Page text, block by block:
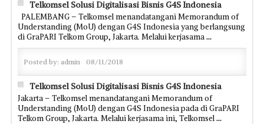
Telkomsel Solusi Digitalisasi Bisnis G4S Indonesia
PALEMBANG – Telkomsel menandatangani Memorandum of
Understanding (MoU) dengan G4S Indonesia yang berlangsung
di GraPARI Telkom Group, Jakarta. Melalui kerjasama...
Posted by: admin 08/11/2018
Telkomsel Solusi Digitalisasi Bisnis G4S Indonesia
Jakarta – Telkomsel menandatangani Memorandum of
Understanding (MoU) dengan G4S Indonesia pada di GraPARI
Telkom Group, Jakarta. Melalui kerjasama ini, Telkomsel...